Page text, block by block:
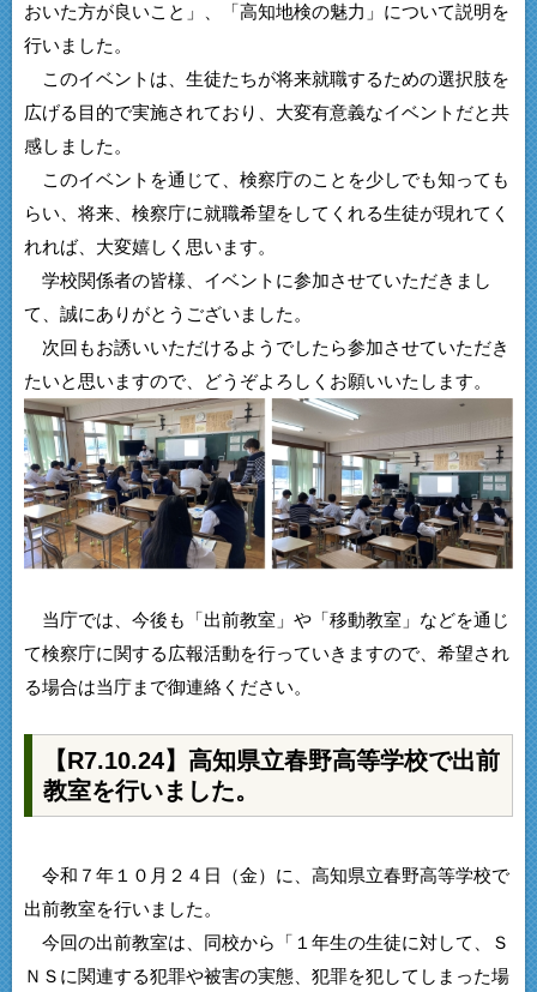
おいた方が良いこと」、「高知地検の魅力」について説明を
行いました。
このイベントは、生徒たちが将来就職するための選択肢を
広げる目的で実施されており、大変有意義なイベントだと共
感しました。
このイベントを通じて、検察庁のことを少しでも知っても
らい、将来、検察庁に就職希望をしてくれる生徒が現れてく
れれば、大変嬉しく思います。
学校関係者の皆様、イベントに参加させていただきまし
て、誠にありがとうございました。
次回もお誘いいただけるようでしたら参加させていただき
たいと思いますので、どうぞよろしくお願いいたします。
当庁では、今後も「出前教室」や「移動教室」などを通じ
て検察庁に関する広報活動を行っていきますので、希望され
る場合は当庁まで御連絡ください。
【R7.10.24】高知県立春野高等学校で出前
教室を行いました。
令和７年１０月２４日（金）に、高知県立春野高等学校で
出前教室を行いました。
今回の出前教室は、同校から「１年生の生徒に対して、Ｓ
ＮＳに関連する犯罪や被害の実態、犯罪を犯してしまった場